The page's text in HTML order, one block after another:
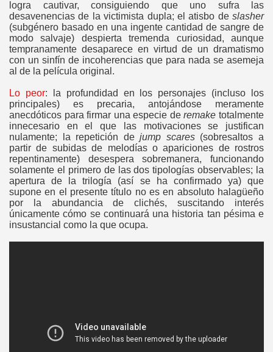
logra cautivar, consiguiendo que uno sufra las
desavenencias de la victimista dupla; el atisbo de slasher
(subgénero basado en una ingente cantidad de sangre de
modo salvaje) despierta tremenda curiosidad, aunque
tempranamente desaparece en virtud de un dramatismo
con un sinfín de incoherencias que para nada se asemeja
al de la película original.
Lo peor: la profundidad en los personajes (incluso los
principales) es precaria, antojándose meramente
anecdóticos para firmar una especie deremaketotalmente
innecesario en el que las motivaciones se justifican
nulamente; la repetición dejump scares(sobresaltos a
partir de subidas de melodías o apariciones de rostros
repentinamente) desespera sobremanera, funcionando
solamente el primero de las dos tipologías observables; la
apertura de la trilogía (así se ha confirmado ya) que
supone en el presente título no es en absoluto halagüeño
por la abundancia de clichés, suscitando interés
únicamente cómo se continuará una historia tan pésima e
insustancial como la que ocupa.